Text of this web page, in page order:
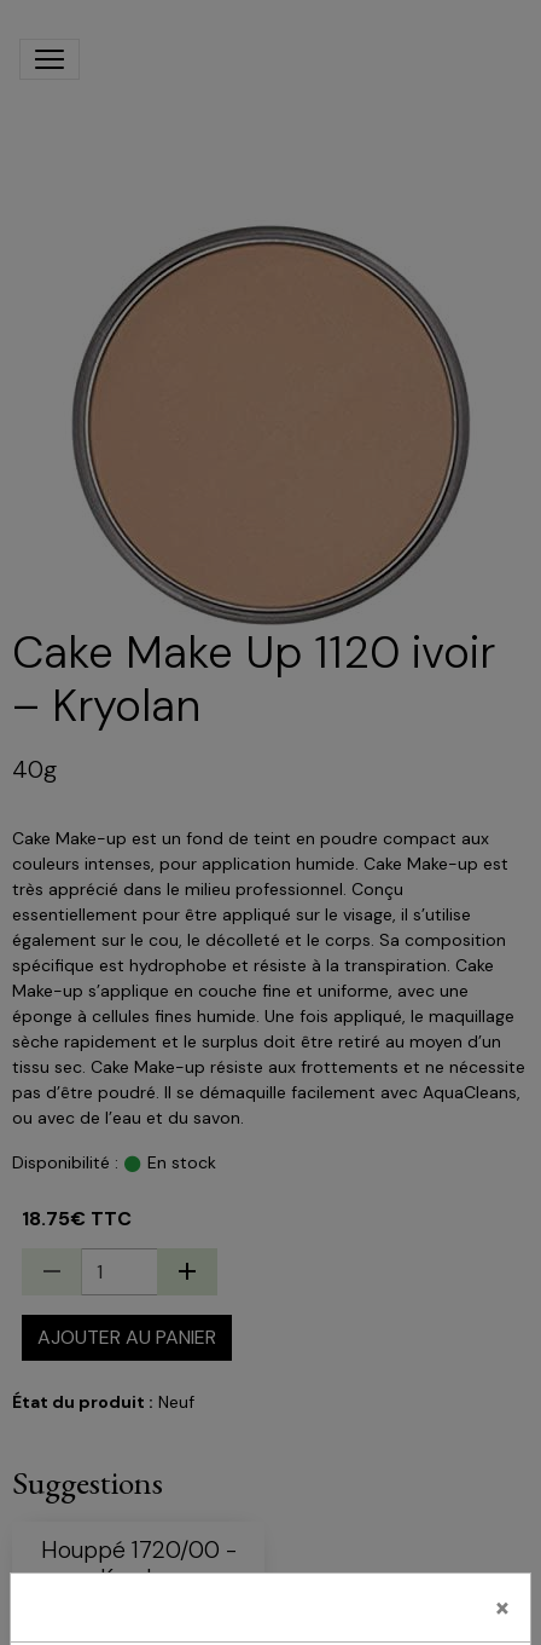
Cake Make Up 1120 ivoir
– Kryolan
40g
Cake Make-up est un fond de teint en poudre compact aux
couleurs intenses, pour application humide. Cake Make-up est
très apprécié dans le milieu professionnel. Conçu
essentiellement pour être appliqué sur le visage, il s’utilise
également sur le cou, le décolleté et le corps. Sa composition
spécifique est hydrophobe et résiste à la transpiration. Cake
Make-up s’applique en couche fine et uniforme, avec une
éponge à cellules fines humide. Une fois appliqué, le maquillage
sèche rapidement et le surplus doit être retiré au moyen d’un
tissu sec. Cake Make-up résiste aux frottements et ne nécessite
pas d’être poudré. Il se démaquille facilement avec AquaCleans,
ou avec de l’eau et du savon.
Disponibilité : En stock
18.75€ TTC
AJOUTER AU PANIER
État du produit : Neuf
Suggestions
Houppé 1720/00 -
Kryolan
à poudre premium rose, en
×